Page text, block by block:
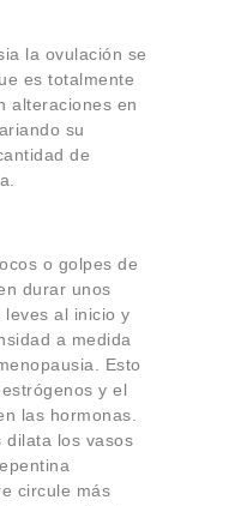
la ovulación se
es totalmente
alteraciones en
su
de
o golpes de
durar unos
leves al inicio y
a medida
Esto
y el
las hormonas.
dilata los vasos
circule más